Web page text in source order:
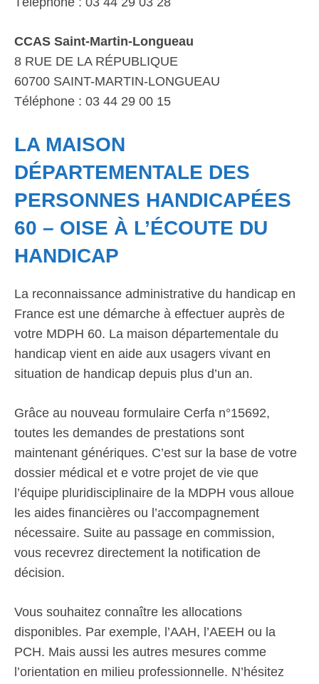
CCAS Saint-Martin-Longueau
8 RUE DE LA RÉPUBLIQUE
60700 SAINT-MARTIN-LONGUEAU
Téléphone : 03 44 29 00 15
LA MAISON
DÉPARTEMENTALE DES
PERSONNES HANDICAPÉES
60 – OISE À L’ÉCOUTE DU
HANDICAP
La reconnaissance administrative du handicap en
France est une démarche à effectuer auprès de
votre MDPH 60. La maison départementale du
handicap vient en aide aux usagers vivant en
situation de handicap depuis plus d’un an.
Grâce au nouveau formulaire Cerfa n°15692,
toutes les demandes de prestations sont
maintenant génériques. C’est sur la base de votre
dossier médical et e votre projet de vie que
l’équipe pluridisciplinaire de la MDPH vous alloue
les aides financières ou l’accompagnement
nécessaire. Suite au passage en commission,
vous recevrez directement la notification de
décision.
Vous souhaitez connaître les allocations
disponibles. Par exemple, l’AAH, l’AEEH ou la
PCH. Mais aussi les autres mesures comme
l’orientation en milieu professionnelle. N’hésitez